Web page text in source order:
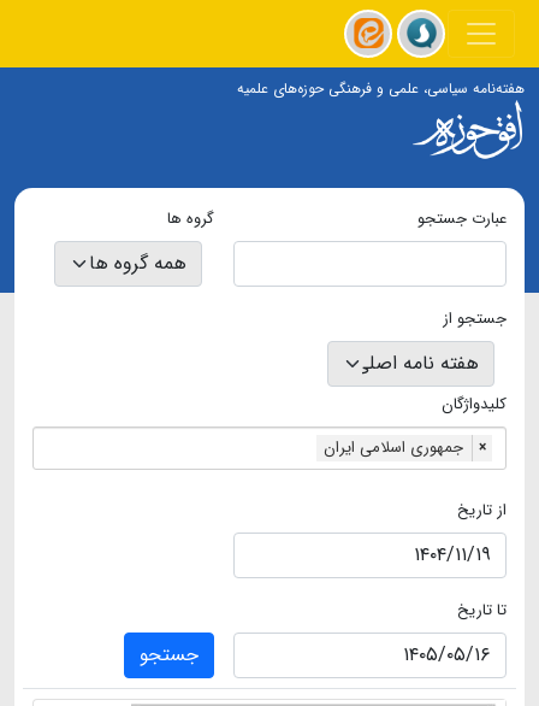
هفته‌نامه سیاسی، علمی و فرهنگی حوزه‌های علمیه
عبارت جستجو گروه ها
جستجو از
کلیدواژگان
جمهوری اسلامی ایران
×
از تاریخ
تا تاریخ
جستجو